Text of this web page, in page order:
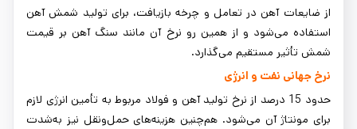
از ضایعات آهن در تعامل و چرخه بازیافت، برای تولید شمش آهن
استفاده می‌شود و از همین رو نرخ آن مانند سنگ آهن بر قیمت
شمش تأثیر مستقیم می‌گذارد.
نرخ جهانی نفت و انرژی
حدود 15 درصد از نرخ تولید آهن و فولاد مربوط به تأمین انرژی لازم
برای مونتاژ آن می‌شود. هم‌چنین هزینه‌های حمل‌ونقل نیز به‌شدت